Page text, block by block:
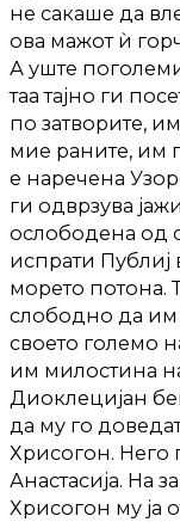
не сакаше да
ова мажот ѝ
А уште
таа тајно ги
по затворите,
мие раните, им
е наречена
ги одврзува
ослободена од
испрати Публиј
морето потона.
слободно да им
своето големо
им милостина
Диоклецијан
да му го
Хрисогон. Него
Анастасија. На
Хрисогон му ја